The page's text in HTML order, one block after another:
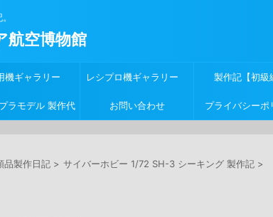
航空博物館
機ギャラリー レシプロ機ギャラリー 製作記【初級
ラモデル 製作代 お問い合わせ プライバシーポ
品製作日記 > サイバーホビー 1/72 SH-3 シーキング 製作記 >